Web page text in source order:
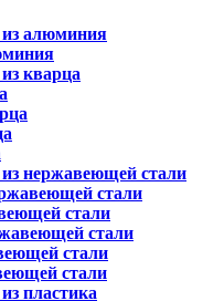
из алюминия
кварца
нержавеющей стали
стали
стали
стали
стали
стали
пластика